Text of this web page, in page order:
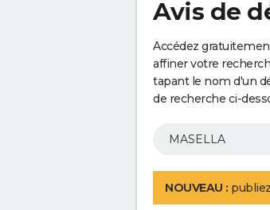
Avis de
Accédez
affiner votre
tapant le nom d'un
de recherche ci-
NOUVEAU :